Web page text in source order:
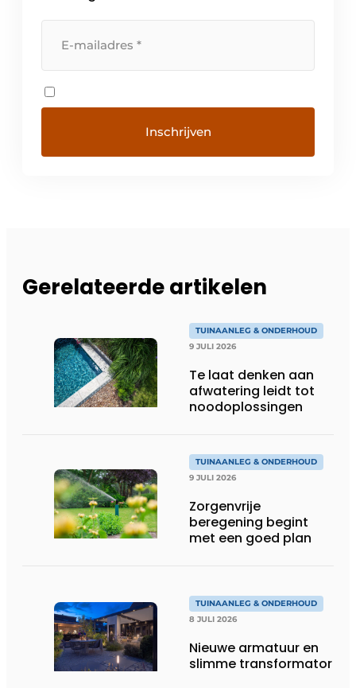
Gerelateerde artikelen
TUINAANLEG & ONDERHOUD
9 JULI 2026
Te laat denken aan
afwatering leidt tot
noodoplossingen
TUINAANLEG & ONDERHOUD
9 JULI 2026
Zorgenvrije
beregening begint
met een goed plan
TUINAANLEG & ONDERHOUD
8 JULI 2026
Nieuwe armatuur en
slimme transformator